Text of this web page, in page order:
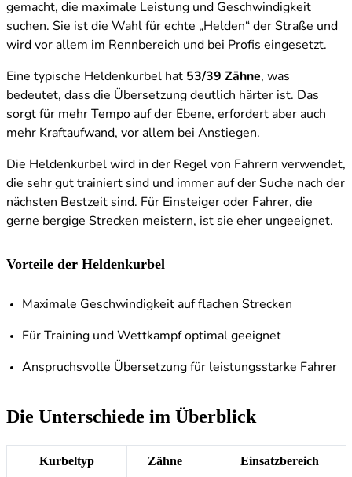
gemacht, die maximale Leistung und Geschwindigkeit
suchen. Sie ist die Wahl für echte „Helden“ der Straße und
wird vor allem im Rennbereich und bei Profis eingesetzt.
Eine typische Heldenkurbel hat 53/39 Zähne, was
bedeutet, dass die Übersetzung deutlich härter ist. Das
sorgt für mehr Tempo auf der Ebene, erfordert aber auch
mehr Kraftaufwand, vor allem bei Anstiegen.
Die Heldenkurbel wird in der Regel von Fahrern verwendet,
die sehr gut trainiert sind und immer auf der Suche nach der
nächsten Bestzeit sind. Für Einsteiger oder Fahrer, die
gerne bergige Strecken meistern, ist sie eher ungeeignet.
Vorteile der Heldenkurbel
Maximale Geschwindigkeit auf flachen Strecken
Für Training und Wettkampf optimal geeignet
Anspruchsvolle Übersetzung für leistungsstarke Fahrer
Die Unterschiede im Überblick
Kurbeltyp Zähne Einsatzbereich